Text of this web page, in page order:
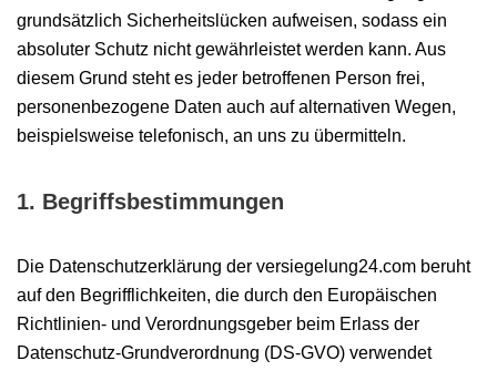
grundsätzlich Sicherheitslücken aufweisen, sodass ein
absoluter Schutz nicht gewährleistet werden kann. Aus
diesem Grund steht es jeder betroffenen Person frei,
personenbezogene Daten auch auf alternativen Wegen,
beispielsweise telefonisch, an uns zu übermitteln.
1. Begriffsbestimmungen
Die Datenschutzerklärung der versiegelung24.com beruht
auf den Begrifflichkeiten, die durch den Europäischen
Richtlinien- und Verordnungsgeber beim Erlass der
Datenschutz-Grundverordnung (DS-GVO) verwendet